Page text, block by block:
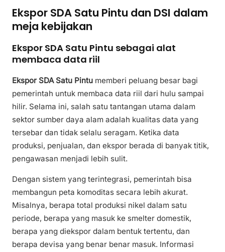
Ekspor SDA Satu Pintu dan DSI dalam
meja kebijakan
Ekspor SDA Satu Pintu sebagai alat
membaca data riil
Ekspor SDA Satu Pintu memberi peluang besar bagi
pemerintah untuk membaca data riil dari hulu sampai
hilir. Selama ini, salah satu tantangan utama dalam
sektor sumber daya alam adalah kualitas data yang
tersebar dan tidak selalu seragam. Ketika data
produksi, penjualan, dan ekspor berada di banyak titik,
pengawasan menjadi lebih sulit.
Dengan sistem yang terintegrasi, pemerintah bisa
membangun peta komoditas secara lebih akurat.
Misalnya, berapa total produksi nikel dalam satu
periode, berapa yang masuk ke smelter domestik,
berapa yang diekspor dalam bentuk tertentu, dan
berapa devisa yang benar benar masuk. Informasi